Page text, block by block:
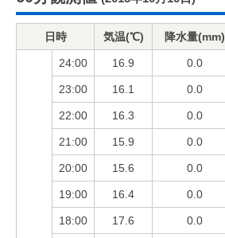
日時 気温(℃) 降水量(mm)
24:00 16.9 0.0
23:00 16.1 0.0
22:00 16.3 0.0
21:00 15.9 0.0
20:00 15.6 0.0
19:00 16.4 0.0
18:00 17.6 0.0